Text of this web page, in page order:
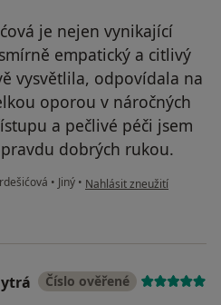
je nejen vynikající
empatický a citlivý
vysvětlila, odpovídala na
oporou v náročných
a pečlivé péči jsem
dobrých rukou.
• Jiný • podle názoru uživatele
Nahlásit zneužití
Číslo ověřené